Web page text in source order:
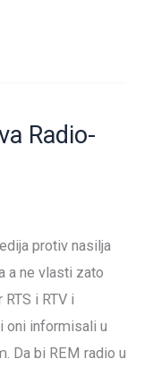
Radio-
protiv nasilja
a ne vlasti zato
i RTV i
oni informisali u
Da bi REM radio u